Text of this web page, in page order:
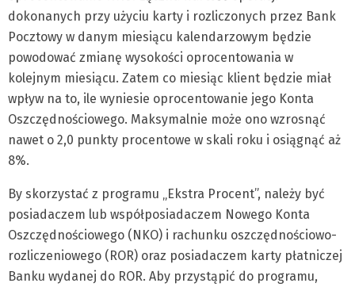
dokonanych przy użyciu karty i rozliczonych przez Bank
Pocztowy w danym miesiącu kalendarzowym będzie
powodować zmianę wysokości oprocentowania w
kolejnym miesiącu. Zatem co miesiąc klient będzie miał
wpływ na to, ile wyniesie oprocentowanie jego Konta
Oszczędnościowego. Maksymalnie może ono wzrosnąć
nawet o 2,0 punkty procentowe w skali roku i osiągnąć aż
8%.
By skorzystać z programu „Ekstra Procent”, należy być
posiadaczem lub współposiadaczem Nowego Konta
Oszczędnościowego (NKO) i rachunku oszczędnościowo-
rozliczeniowego (ROR) oraz posiadaczem karty płatniczej
Banku wydanej do ROR. Aby przystąpić do programu,